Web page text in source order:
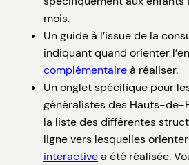
mois.
Un guide à l’issue de la
indiquant quand orienter
complémentaireà réaliser.
Un onglet spécifique pour
généralistes des Hauts-de-
la liste des différentes
ligne vers lesquelles orienter
interactivea été réalisée.